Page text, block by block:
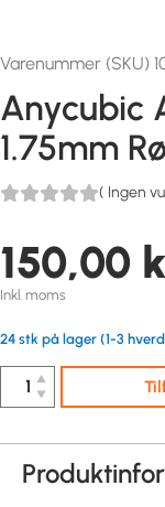
Varenummer (SKU)
Anycubic
1.75mm
( Ingen
150,00
Inkl. moms
24 stk på lager (1-3
▲
▼